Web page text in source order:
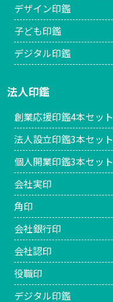
デザイン印鑑
子ども印鑑
デジタル印鑑
法人印鑑
創業応援印鑑4本セット
法人設立印鑑3本セット
個人開業印鑑3本セット
会社実印
角印
会社銀行印
会社認印
役職印
デジタル印鑑